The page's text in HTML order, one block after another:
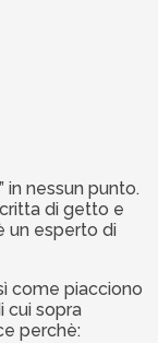
in nessun punto.
di getto e
un esperto di
come piacciono
cui sopra
perchè: